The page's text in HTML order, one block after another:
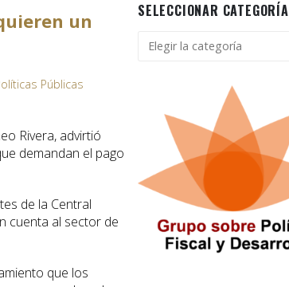
un
Públicas
Rivera, advirtió
demandan el pago
de la Central
cuenta al sector de
que los
SELECCIONAR CATEGORÍA
Seleccionar
categoría